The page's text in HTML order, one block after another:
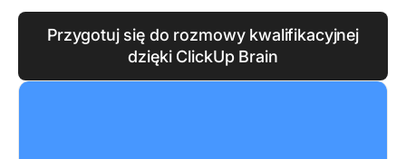
Przygotuj się do rozmowy kwalifikacyjnej
dzięki ClickUp Brain